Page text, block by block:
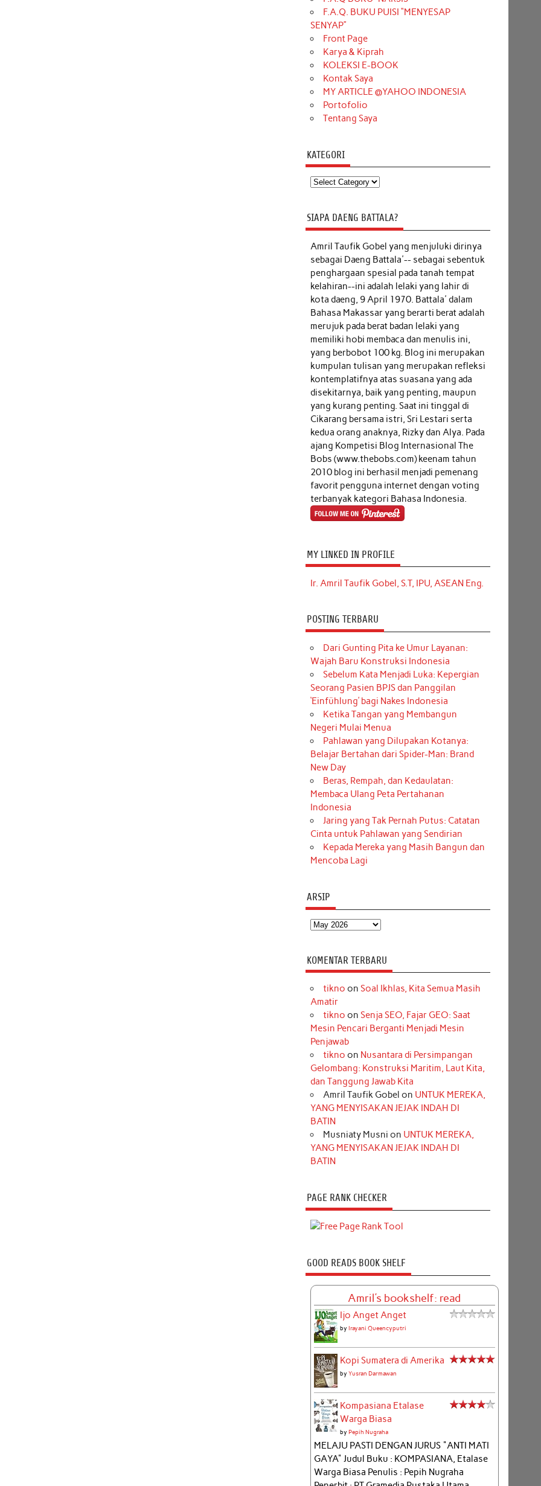
F.A.Q. BUKU PUISI “MENYESAP
SENYAP”
Front Page
Karya & Kiprah
KOLEKSI E-BOOK
Kontak Saya
MY ARTICLE @YAHOO INDONESIA
Portofolio
Tentang Saya
KATEGORI
Kategori
SIAPA DAENG BATTALA?
Amril Taufik Gobel yang menjuluki dirinya
sebagai Daeng Battala'-- sebagai sebentuk
penghargaan spesial pada tanah tempat
kelahiran--ini adalah lelaki yang lahir di
kota daeng, 9 April 1970. Battala' dalam
Bahasa Makassar yang berarti berat adalah
merujuk pada berat badan lelaki yang
memiliki hobi membaca dan menulis ini,
yang berbobot 100 kg. Blog ini merupakan
kumpulan tulisan yang merupakan refleksi
kontemplatifnya atas suasana yang ada
disekitarnya, baik yang penting, maupun
yang kurang penting. Saat ini tinggal di
Cikarang bersama istri, Sri Lestari serta
kedua orang anaknya, Rizky dan Alya. Pada
ajang Kompetisi Blog Internasional The
Bobs (www.thebobs.com) keenam tahun
2010 blog ini berhasil menjadi pemenang
favorit pengguna internet dengan voting
terbanyak kategori Bahasa Indonesia.
MY LINKED IN PROFILE
Ir. Amril Taufik Gobel, S.T, IPU, ASEAN Eng.
POSTING TERBARU
Dari Gunting Pita ke Umur Layanan:
Wajah Baru Konstruksi Indonesia
Sebelum Kata Menjadi Luka: Kepergian
Seorang Pasien BPJS dan Panggilan
‘Einfühlung’ bagi Nakes Indonesia
Ketika Tangan yang Membangun
Negeri Mulai Menua
Pahlawan yang Dilupakan Kotanya:
Belajar Bertahan dari Spider-Man: Brand
New Day
Beras, Rempah, dan Kedaulatan:
Membaca Ulang Peta Pertahanan
Indonesia
Jaring yang Tak Pernah Putus: Catatan
Cinta untuk Pahlawan yang Sendirian
Kepada Mereka yang Masih Bangun dan
Mencoba Lagi
ARSIP
Arsip
KOMENTAR TERBARU
tikno on Soal Ikhlas, Kita Semua Masih
Amatir
tikno on Senja SEO, Fajar GEO: Saat
Mesin Pencari Berganti Menjadi Mesin
Penjawab
tikno on Nusantara di Persimpangan
Gelombang: Konstruksi Maritim, Laut Kita,
dan Tanggung Jawab Kita
Amril Taufik Gobel on UNTUK MEREKA,
YANG MENYISAKAN JEJAK INDAH DI
BATIN
Musniaty Musni on UNTUK MEREKA,
YANG MENYISAKAN JEJAK INDAH DI
BATIN
PAGE RANK CHECKER
GOOD READS BOOK SHELF
Amril's bookshelf: read
Ijo Anget Anget
by Irayani Queencyputri
Kopi Sumatera di Amerika
by Yusran Darmawan
Kompasiana Etalase
Warga Biasa
by Pepih Nugraha
MELAJU PASTI DENGAN JURUS "ANTI MATI
GAYA" Judul Buku : KOMPASIANA, Etalase
Warga Biasa Penulis : Pepih Nugraha